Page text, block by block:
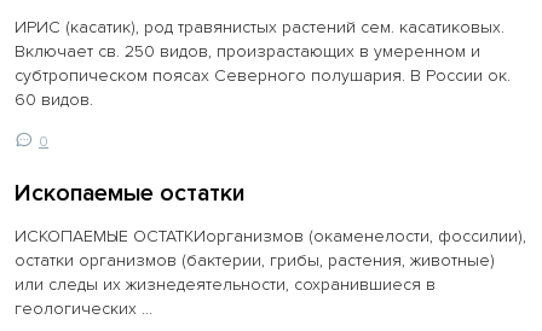
ИРИС (касатик), род травянистых растений сем. касатиковых.
Включает св. 250 видов, произрастающих в умеренном и
субтропическом поясах Северного полушария. В России ок.
60 видов.
0
Ископаемые остатки
ИСКОПАЕМЫЕ ОСТАТКИорганизмов (окаменелости, фоссилии),
остатки организмов (бактерии, грибы, растения, животные)
или следы их жизнедеятельности, сохранившиеся в
геологических ...